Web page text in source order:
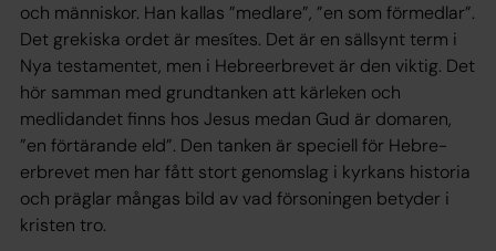
och människor. Han kallas ”medlare”, ”en som förmedlar”.
Det grekiska ordet är mesí­tes. Det är en sällsynt term i
Nya testamentet, men i Hebreerbrevet är den viktig. Det
hör samman med grundtanken att kärleken och
medlidandet finns hos Jesus medan Gud är domaren,
”en förtärande eld”. Den tanken är speciell för Heb­re­
erbrevet men har fått stort genomslag i kyrkans historia
och präglar mångas bild av vad försoningen betyder i
kristen tro.